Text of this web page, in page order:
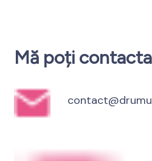
Mă poți contacta